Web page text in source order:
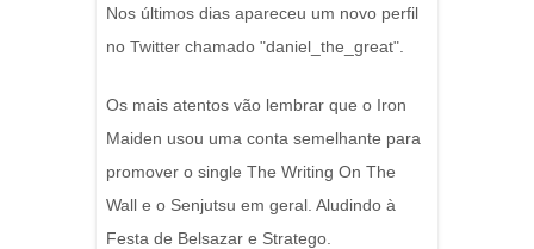
Nos últimos dias apareceu um novo perfil
no Twitter chamado "daniel_the_great".
Os mais atentos vão lembrar que o Iron
Maiden usou uma conta semelhante para
promover o single The Writing On The
Wall e o Senjutsu em geral. Aludindo à
Festa de Belsazar e Stratego.